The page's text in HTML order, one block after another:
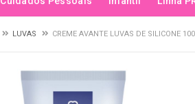
LUVAS CREME AVANTE LUVAS DE SILICONE